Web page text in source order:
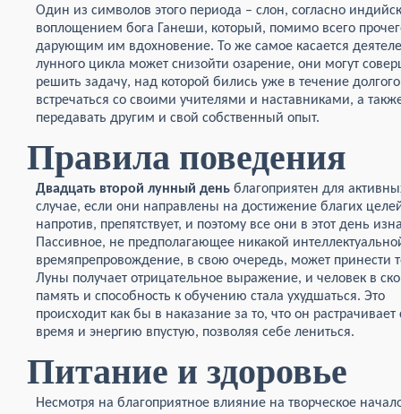
Один из символов этого периода – слон, согласно
воплощением бога Ганеши, который, помимо всего
дарующим им вдохновение. То же самое касается
лунного цикла может снизойти озарение, они могут
решить задачу, над которой бились уже в течение
встречаться со своими учителями и наставниками, а
передавать другим и свой собственный опыт.
Правила поведения
Двадцать второй лунный день благоприятен для
случае, если они направлены на достижение благих
напротив, препятствует, и поэтому все они в этот день
Пассивное, не предполагающее никакой
времяпрепровождение, в свою очередь, может принести
Луны получает отрицательное выражение, и человек в
память и способность к обучению стала ухудшаться. Это
происходит как бы в наказание за то, что он растрачивает
время и энергию впустую, позволяя себе лениться.
Питание и здоровье
Несмотря на благоприятное влияние на творческое